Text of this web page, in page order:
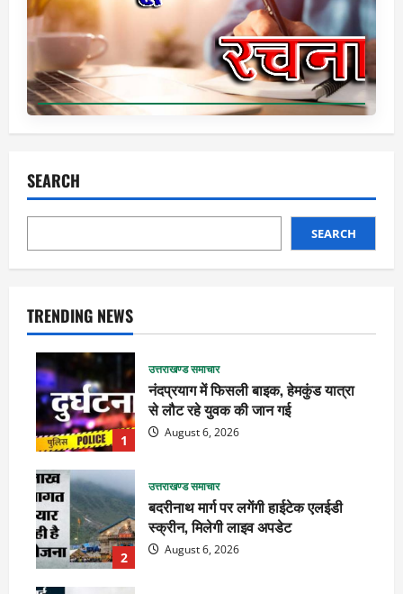
SEARCH
SEARCH
TRENDING NEWS
1
उत्तराखण्ड समाचार
नंदप्रयाग में फिसली बाइक, हेमकुंड यात्रा
से लौट रहे युवक की जान गई
August 6, 2026
2
उत्तराखण्ड समाचार
बदरीनाथ मार्ग पर लगेंगी हाईटेक एलईडी
स्क्रीन, मिलेगी लाइव अपडेट
August 6, 2026